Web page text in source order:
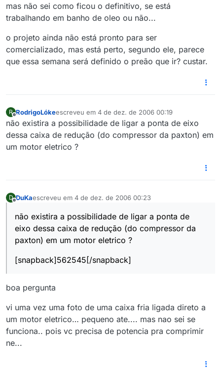
mas não sei como ficou o definitivo, se está
trabalhando em banho de oleo ou não...
o projeto ainda não está pronto para ser
comercializado, mas está perto, segundo ele, parece
que essa semana será definido o preão que ir? custar.
R
Offline
RodrigoLókeescreveu em 4 de dez. de 2006 00:19
última edição por
não existira a possibilidade de ligar a ponta de eixo
dessa caixa de redução (do compressor da paxton) em
um motor eletrico ?
D DuKaescreveu em 4 de dez. de 2006 00:23
última edição por
não existira a possibilidade de ligar a ponta de
eixo dessa caixa de redução (do compressor da
paxton) em um motor eletrico ?
[snapback]562545[/snapback]
boa pergunta
vi uma vez uma foto de uma caixa fria ligada direto a
um motor eletrico… pequeno ate.... mas nao sei se
funciona.. pois vc precisa de potencia pra comprimir
ne...